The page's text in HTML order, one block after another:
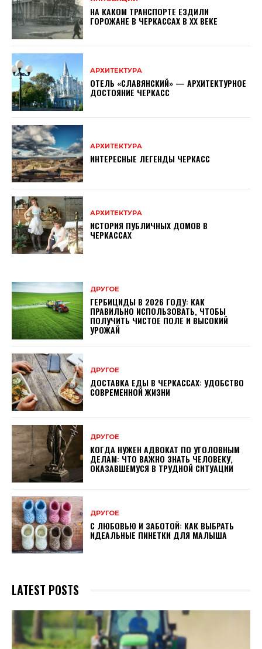
НА КАКОМ ТРАНСПОРТЕ ЕЗДИЛИ
ГОРОЖАНЕ В ЧЕРКАССАХ В XX ВЕКЕ
АРХИТЕКТУРА
ОТЕЛЬ «СЛАВЯНСКИЙ» — АРХИТЕКТУРНОЕ
ДОСТОЯНИЕ ЧЕРКАСС
АРХИТЕКТУРА
ИНТЕРЕСНЫЕ ЛЕГЕНДЫ ЧЕРКАСС
АРХИТЕКТУРА
ИСТОРИЯ ПУБЛИЧНЫХ ДОМОВ В
ЧЕРКАССАХ
ДРУГОЕ
ГЕРБИЦИДЫ В 2026 ГОДУ: КАК
ПРАВИЛЬНО ИСПОЛЬЗОВАТЬ, ЧТОБЫ
ПОЛУЧИТЬ ЧИСТОЕ ПОЛЕ И ВЫСОКИЙ
УРОЖАЙ
ДРУГОЕ
ДОСТАВКА ЕДЫ В ЧЕРКАССАХ: УДОБСТВО
СОВРЕМЕННОЙ ЖИЗНИ
ДРУГОЕ
КОГДА НУЖЕН АДВОКАТ ПО УГОЛОВНЫМ
ДЕЛАМ: ЧТО ВАЖНО ЗНАТЬ ЧЕЛОВЕКУ,
ОКАЗАВШЕМУСЯ В ТРУДНОЙ СИТУАЦИИ
ДРУГОЕ
С ЛЮБОВЬЮ И ЗАБОТОЙ: КАК ВЫБРАТЬ
ИДЕАЛЬНЫЕ ПИНЕТКИ ДЛЯ МАЛЫША
LATEST POSTS